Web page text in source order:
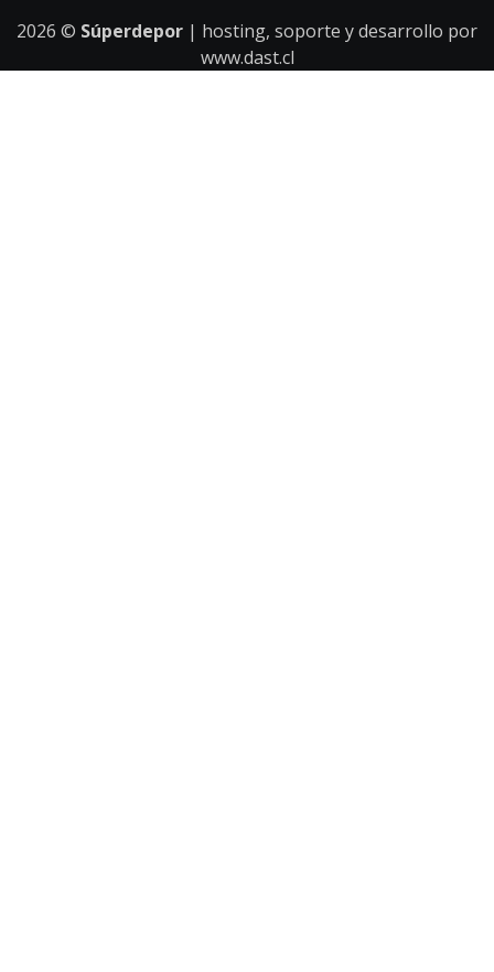
2026 © Súperdepor | hosting, soporte y desarrollo por
www.dast.cl